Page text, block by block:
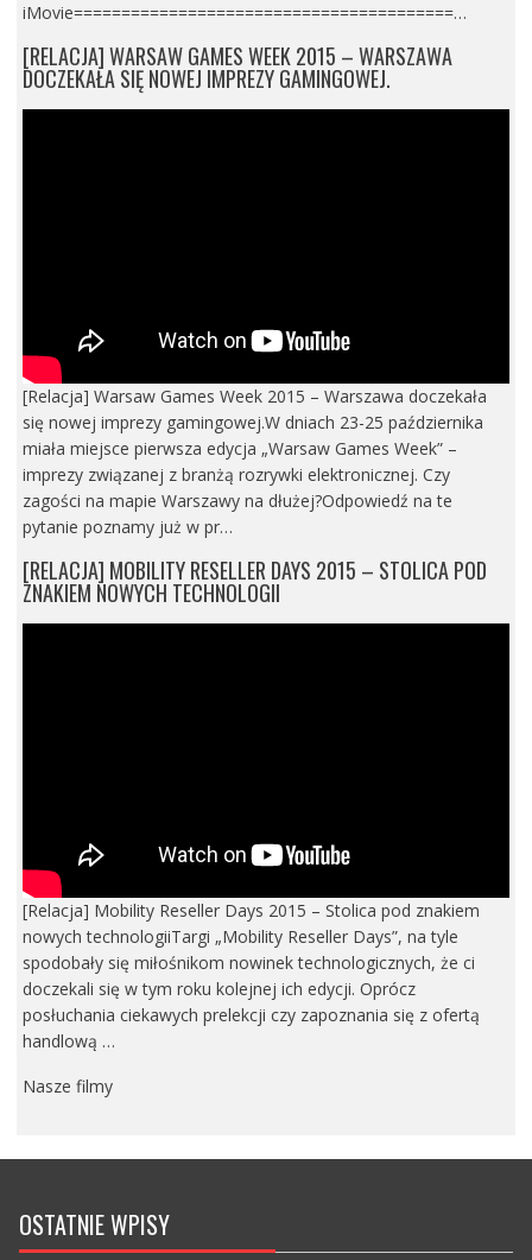
iMovie========================================…
[RELACJA] WARSAW GAMES WEEK 2015 – WARSZAWA
DOCZEKAŁA SIĘ NOWEJ IMPREZY GAMINGOWEJ.
[Relacja] Warsaw Games Week 2015 – Warszawa doczekała
się nowej imprezy gamingowej.W dniach 23-25 października
miała miejsce pierwsza edycja „Warsaw Games Week” –
imprezy związanej z branżą rozrywki elektronicznej. Czy
zagości na mapie Warszawy na dłużej?Odpowiedź na te
pytanie poznamy już w pr…
[RELACJA] MOBILITY RESELLER DAYS 2015 – STOLICA POD
ZNAKIEM NOWYCH TECHNOLOGII
[Relacja] Mobility Reseller Days 2015 – Stolica pod znakiem
nowych technologiiTargi „Mobility Reseller Days”, na tyle
spodobały się miłośnikom nowinek technologicznych, że ci
doczekali się w tym roku kolejnej ich edycji. Oprócz
posłuchania ciekawych prelekcji czy zapoznania się z ofertą
handlową …
Nasze filmy
OSTATNIE WPISY